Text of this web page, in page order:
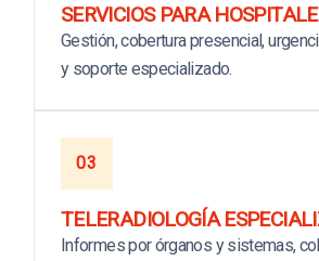
SERVICIOS PARA
Gestión, cobertura presencial,
y soporte especializado.
03
TELERADIOLOGÍA
Informes por órganos y sistemas,